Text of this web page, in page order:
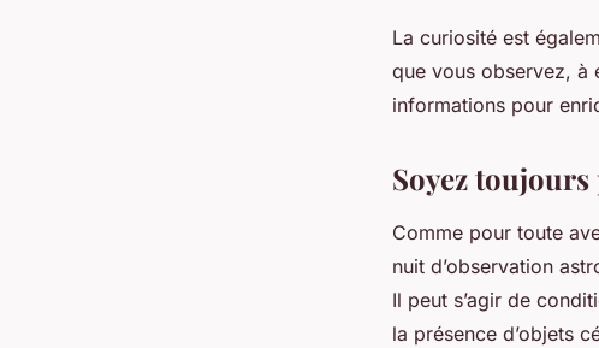
La curiosité est
que vous observez, à
informations pour
Soyez
Comme pour toute
nuit d’observation
Il peut s’agir de
la présence d’objets